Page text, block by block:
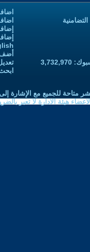
متاحة للجميع مع الإشارة
هيئة الادارة لا تعبر